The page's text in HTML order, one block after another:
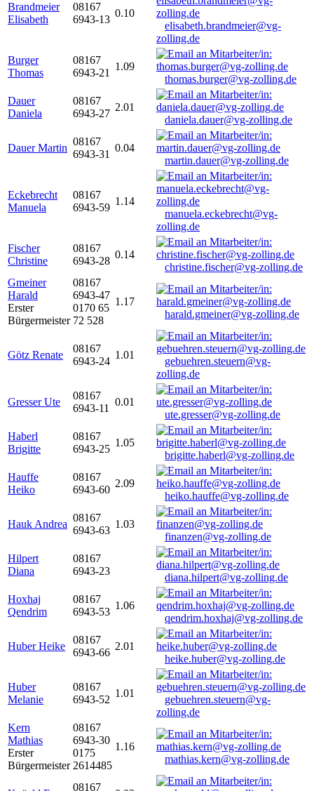
Brandmeier
Elisabeth
08167
6943-13
0.10
elisabeth.brandmeier@vg-
zolling.de
Burger
Thomas
08167
6943-21
1.09
thomas.burger@vg-zolling.de
Dauer
Daniela
08167
6943-27
2.01
daniela.dauer@vg-zolling.de
Dauer Martin
08167
6943-31
0.04
martin.dauer@vg-zolling.de
Eckebrecht
Manuela
08167
6943-59
1.14
manuela.eckebrecht@vg-
zolling.de
Fischer
Christine
08167
6943-28
0.14
christine.fischer@vg-zolling.de
Gmeiner
Harald
Erster
Bürgermeister
08167
6943-47
0170 65
72 528
1.17
harald.gmeiner@vg-zolling.de
Götz Renate
08167
6943-24
1.01
gebuehren.steuern@vg-
zolling.de
Gresser Ute
08167
6943-11
0.01
ute.gresser@vg-zolling.de
Haberl
Brigitte
08167
6943-25
1.05
brigitte.haberl@vg-zolling.de
Hauffe
Heiko
08167
6943-60
2.09
heiko.hauffe@vg-zolling.de
Hauk Andrea
08167
6943-63
1.03
finanzen@vg-zolling.de
Hilpert
Diana
08167
6943-23
diana.hilpert@vg-zolling.de
Hoxhaj
Qendrim
08167
6943-53
1.06
qendrim.hoxhaj@vg-zolling.de
Huber Heike
08167
6943-66
2.01
heike.huber@vg-zolling.de
Huber
Melanie
08167
6943-52
1.01
gebuehren.steuern@vg-
zolling.de
Kern
Mathias
Erster
Bürgermeister
08167
6943-30
0175
2614485
1.16
mathias.kern@vg-zolling.de
08167